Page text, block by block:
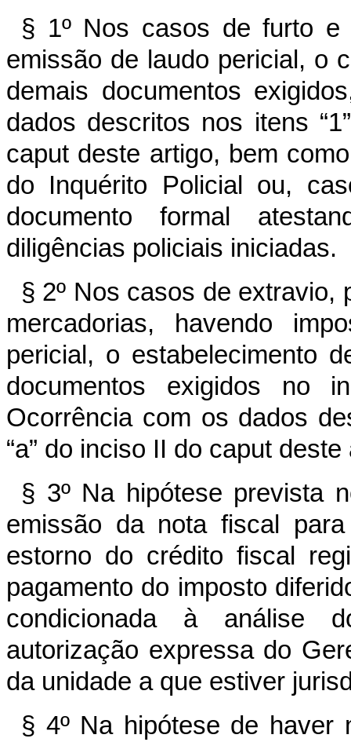
§ 1º Nos casos de furto e
emissão de laudo pericial, o
demais documentos
dados descritos nos itens
caput deste artigo, bem
do Inquérito Policial ou,
documento formal
diligências policiais iniciadas.
§ 2º Nos casos de extravio,
mercadorias, havendo
pericial, o estabelecimento
documentos exigidos no
Ocorrência com os dados
“a” do inciso II do caput deste
§ 3º Na hipótese prevista
emissão da nota fiscal
estorno do crédito fiscal
pagamento do imposto
condicionada à análise
autorização expressa do
da unidade a que estiver
§ 4º Na hipótese de haver